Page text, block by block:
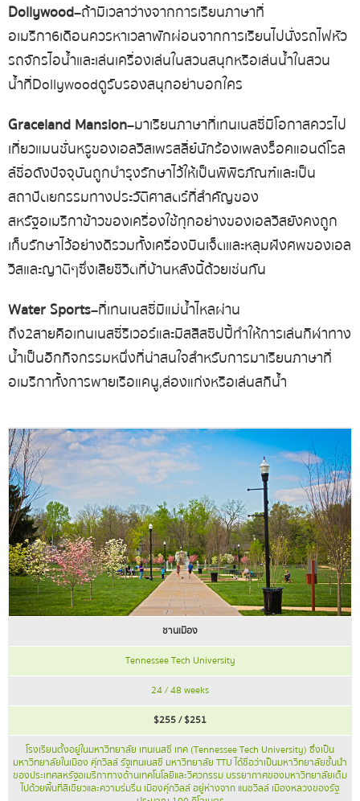
Dollywood– ถ้ามีเวลาว่างจากการเรียนภาษาที่
อเมริกา 6 เดือน ควรหาเวลาพักผ่อนจากการเรียนไปนั่งรถไฟหัว
รถจักรไอน้ำ และเล่นเครื่องเล่นในสวนสนุก หรือเล่นน้ำในสวน
น้ำ ที่ Dollywood ดู รับรองสนุกอย่าบอกใคร
Graceland Mansion– มาเรียนภาษาที่เทนเนสซี่ มีโอกาสควรไป
เที่ยว แมนชั่นหรูของ เอลวิส เพรสลี่ย์ นักร้องเพลงร็อคแอนด์โรล
ล์ชื่อดัง ปัจจุบันถูกบำรุงรักษาไว้ให้เป็นพิพิธภัณฑ์ และเป็น
สถาปัตยกรรมทางประวัติศาสตร์ที่สำคัญของ
สหรัฐอเมริกา ข้าวของเครื่องใช้ทุกอย่างของเอลวิส ยังคงถูก
เก็บรักษาไว้อย่างดี รวมทั้ง เครื่องบินเจ็ต และหลุมฝังศพของ เอล
วิส และญาติๆ ซึ่งเสียชีวิตที่บ้านหลังนี้ด้วยเช่นกัน
Water Sports–ที่เทนเนสซี่ มีแม่น้ำไหลผ่าน
ถึง 2 สาย คือ เทนเนสซี่ริเวอร์ และ มิสสิสซิปปี้ ทำให้การเล่นกีฬาทาง
น้ำ เป็นอีกกิจกรรมหนึ่งที่น่าสนใจ สำหรับการมาเรียนภาษาที่
อเมริกา ทั้ง การพายเรือแคนู, ล่องแก่ง หรือเล่นสกีน้ำ
ชานเมือง
Tennessee Tech University
24 / 48 weeks
$255 / $251
โรงเรียนตั้งอยู่ในมหาวิทยาลัย เทนเนสซี่ เทค (Tennessee Tech University) ซึ่งเป็น
มหาวิทยาลัยในเมือง คุ๊กวิลล์ รัฐเทนเนสซี่ มหาวิทยาลัย TTU ได้ชื่อว่าเป็นมหาวิทยาลัยชั้นนำ
ของประเทศสหรัฐอเมริกาทางด้านเทคโนโลยีและวิศวกรรม บรรยากาศของมหาวิทยาลัยเต็ม
ไปด้วยพื้นที่สีเขียวและความร่มรื่น เมืองคุ๊กวิลล์ อยู่ห่างจาก แนชวิลล์ เมืองหลวงของรัฐ